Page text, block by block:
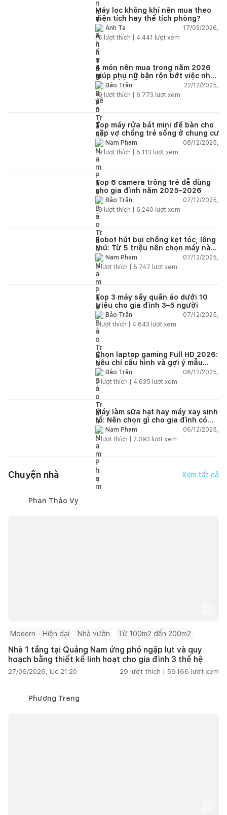
được bảo hành thì bơ khách
Máy lọc không khí nên mua theo
diện tích hay thể tích phòng?
Anh Ta
17/03/2026,
15 lượt thích | 4.441 lượt xem
4 món nên mua trong năm 2026
giúp phụ nữ bận rộn bớt việc nhà,
nhẹ đầu mỗi ngày
Bảo Trần
22/12/2025,
19 lượt thích | 6.773 lượt xem
Top máy rửa bát mini để bàn cho
cặp vợ chồng trẻ sống ở chung cư
Nam Phạm
08/12/2025,
19 lượt thích | 5.113 lượt xem
Top 6 camera trông trẻ dễ dùng
cho gia đình năm 2025–2026
Bảo Trần
07/12/2025,
19 lượt thích | 6.240 lượt xem
Robot hút bụi chống kẹt tóc, lông
thú: Từ 5 triệu nên chọn máy nào
năm 2025–2026?
Nam Phạm
07/12/2025,
6lượt thích | 5.747 lượt xem
Top 3 máy sấy quần áo dưới 10
triệu cho gia đình 3–5 người
Bảo Trần
07/12/2025,
1lượt thích | 4.643 lượt xem
Chọn laptop gaming Full HD 2026:
tiêu chí cấu hình và gợi ý mẫu
đáng mua
Bảo Trần
06/12/2025,
0lượt thích | 4.635 lượt xem
Máy làm sữa hạt hay máy xay sinh
tố: Nên chọn gì cho gia đình có
trẻ nhỏ (2–4 người)?
Nam Phạm
06/12/2025,
0lượt thích | 2.093 lượt xem
Chuyện nhà Xem tất cả
Phan Thảo Vy
Modern - Hiện đại Nhà vườn Từ 100m2 đến 200m2
Nhà 1 tầng tại Quảng Nam ứng phó ngập lụt và quy
hoạch bằng thiết kế linh hoạt cho gia đình 3 thế hệ
27/06/2026, lúc 21:20 29 lượt thích | 59.166 lượt xem
Phương Trang